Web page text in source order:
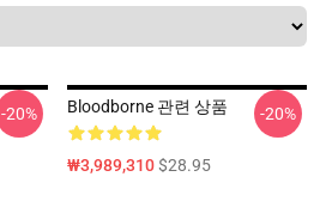
-20% Bloodborne 관련 상품
₩3,989,310$28.95
-20%